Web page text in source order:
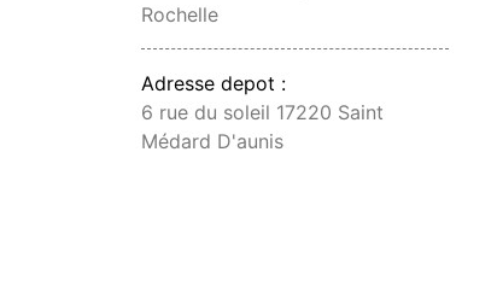
Rochelle
Adresse depot :
6 rue du soleil 17220 Saint
Médard D'aunis